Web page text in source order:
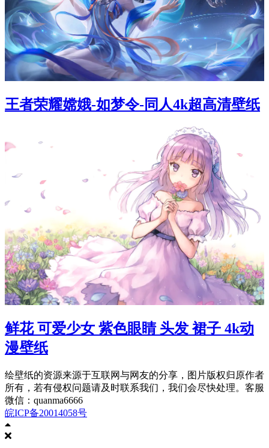
王者荣耀嫦娥-如梦令-同人4k超高清壁纸
鲜花 可爱少女 紫色眼睛 头发 裙子 4k动
漫壁纸
绘壁纸的资源来源于互联网与网友的分享，图片版权归原作者
所有，若有侵权问题请及时联系我们，我们会尽快处理。客服
微信：quanma6666
皖ICP备20014058号